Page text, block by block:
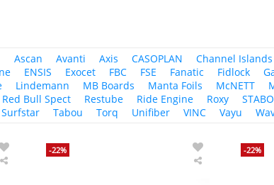
Ascan Avanti Axis CASOPLAN Channel Islands
ENSIS Exocet FBC FSE Fanatic Fidlock
Lindemann MB Boards Manta Foils McNETT
Red Bull Spect Restube Ride Engine Roxy
Surfstar Tabou Torq Unifiber VINC Vayu
-22% -22%